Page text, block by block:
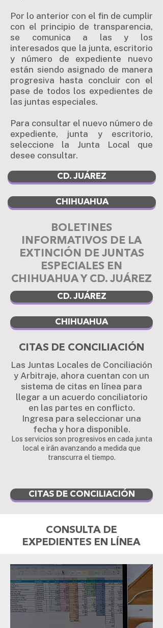
Por lo anterior con el fin de cumplir
con el principio de transparencia,
se comunica a las y los
interesados que la junta, escritorio
y número de expediente nuevo
están siendo asignado de manera
progresiva hasta concluir con el
pase de todos los expedientes de
las juntas especiales.
Para consultar el nuevo número de
expediente, junta y escritorio,
seleccione la Junta Local que
desee consultar.
CD. JUÁREZ
CHIHUAHUA
BOLETINES
INFORMATIVOS DE LA
EXTINCIÓN DE JUNTAS
ESPECIALES EN
CHIHUAHUA Y CD. JUÁREZ
CD. JUÁREZ
CHIHUAHUA
CITAS DE CONCILIACIÓN
Las Juntas Locales de Conciliación
y Arbitraje, ahora cuentan con un
sistema de citas en línea para
llegar a un acuerdo conciliatorio
en las partes en conflicto.
Ingresa para seleccionar una
fecha y hora disponible.
Los servicios son progresivos en cada junta
local e irán avanzando a medida que
transcurra el tiempo.
CITAS DE CONCILIACIÓN
CONSULTA DE
EXPEDIENTES EN LÍNEA